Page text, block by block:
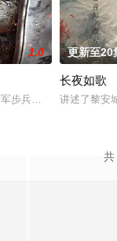
。他与女
进士科三元及第入翰林
1.0
步兵学院联合举办的
更新至20
长夜如歌
讲述了黎安
共